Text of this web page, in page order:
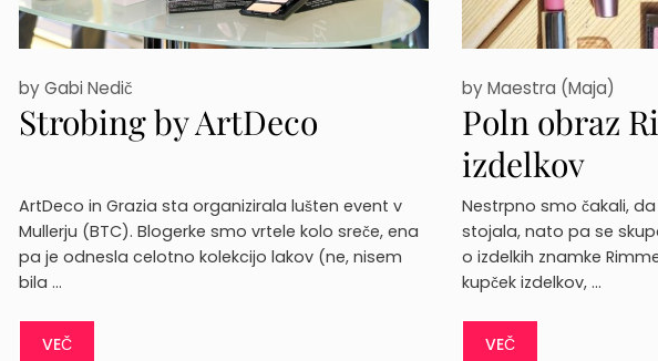
Strobing by ArtDeco
byGabi Nedič
ArtDeco in Grazia sta organizirala lušten event v
Mullerju (BTC). Blogerke smo vrtele kolo sreče, ena
pa je odnesla celotno kolekcijo lakov (ne, nisem
bila …
VEČ
Poln obraz
izdelkov
byMaestra (Maja)
Nestrpno smo čakali,
stojala, nato pa se
o izdelkih znamke
kupček izdelkov, …
VEČ